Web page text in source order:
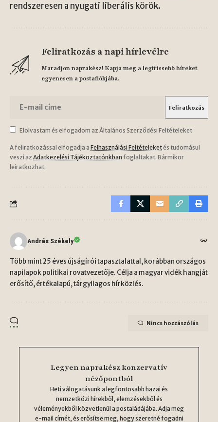
rendszeresen a nyugati liberális körök.
Feliratkozás a napi hírlevélre
Maradjon naprakész! Kapja meg a legfrissebb híreket
egyenesen a postafiókjába.
Elolvastam és elfogadom az Általános Szerződési Feltételeket
A feliratkozással elfogadja a Felhasználási Feltételeketés tudomásul
veszi az Adatkezelési Tájékoztatónkban foglaltakat. Bármikor
leiratkozhat.
András Székely
Több mint 25 éves újságírói tapasztalattal, korábban országos
napilapok politikai rovatvezetője. Célja a magyar vidék hangját
erősítő, értékalapú, tárgyilagos hírközlés.
Nincs hozzászólás
Legyen naprakész konzervatív
nézőpontból
Heti válogatásunk a legfontosabb hazai és
nemzetközi hírekből, elemzésekből és
véleményekből közvetlenül a postaládájába. Adja meg
e-mail címét, és erősítse meg, hogy szeretné fogadni